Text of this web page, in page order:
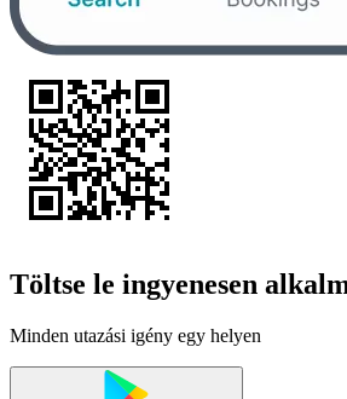
Töltse le ingyenesen
Minden utazási igény egy helyen